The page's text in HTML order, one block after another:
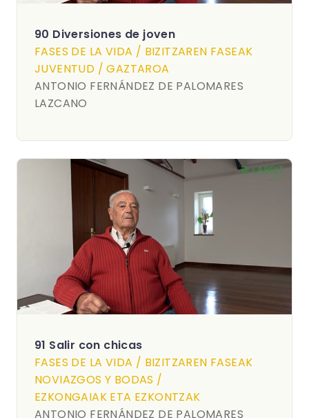
90 Diversiones de joven
FASES DE LA VIDA / BIZITZAREN FASEAK
JUVENTUD / GAZTAROA
ANTONIO FERNÁNDEZ DE PALOMARES
LAZCANO
91 Salir con chicas
FASES DE LA VIDA / BIZITZAREN FASEAK
NOVIAZGOS Y BODAS /
EZKONGAIAK ETA EZKONTZAK
ANTONIO FERNÁNDEZ DE PALOMARES